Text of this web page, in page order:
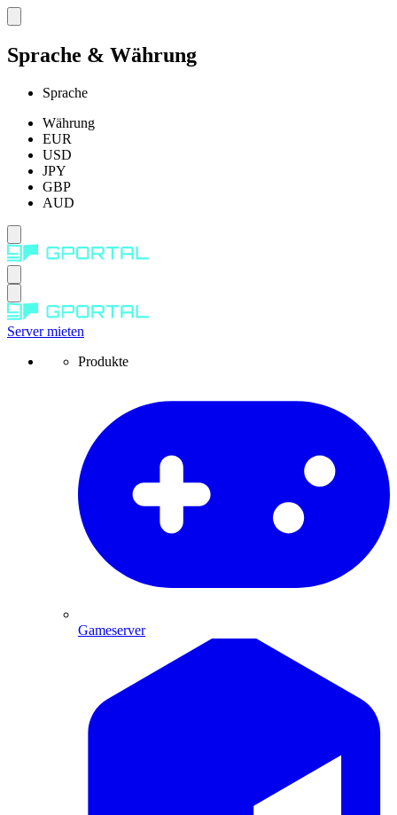
Sprache & Währung
Sprache
Währung
EUR
USD
JPY
GBP
AUD
Server mieten
Produkte
Gameserver